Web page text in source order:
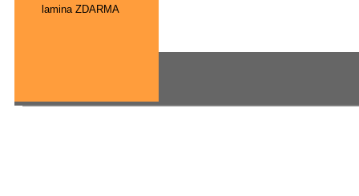
lamina ZDARMA